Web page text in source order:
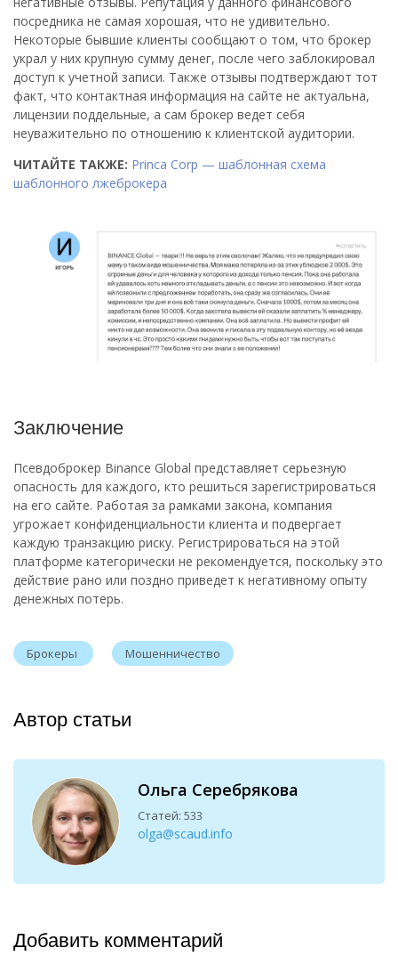
посредника не самая хорошая, что не удивительно.
Некоторые бывшие клиенты сообщают о том, что брокер
украл у них крупную сумму денег, после чего заблокировал
доступ к учетной записи. Также отзывы подтверждают тот
факт, что контактная информация на сайте не актуальна,
лицензии поддельные, а сам брокер ведет себя
неуважительно по отношению к клиентской аудитории.
ЧИТАЙТЕ ТАКЖЕ: Princa Corp — шаблонная схема
шаблонного лжеброкера
Заключение
Псевдоброкер Binance Global представляет серьезную
опасность для каждого, кто решиться зарегистрироваться
на его сайте. Работая за рамками закона, компания
угрожает конфиденциальности клиента и подвергает
каждую транзакцию риску. Регистрироваться на этой
платформе категорически не рекомендуется, поскольку это
действие рано или поздно приведет к негативному опыту
денежных потерь.
Брокеры Мошенничество
Автор статьи
Ольга Серебрякова
Статей: 533
olga@scaud.info
Добавить комментарий